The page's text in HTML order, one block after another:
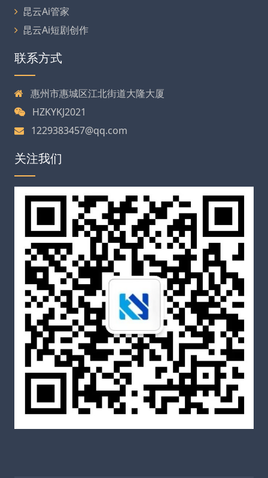
昆云Ai管家
昆云Ai短剧创作
联系方式
惠州市惠城区江北街道大隆大厦
HZKYKJ2021
1229383457@qq.com
关注我们